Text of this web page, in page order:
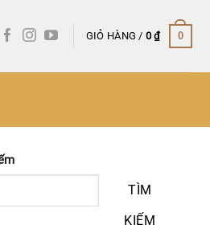
GIỎ HÀNG / 0₫ 0
TÌM
KIẾM